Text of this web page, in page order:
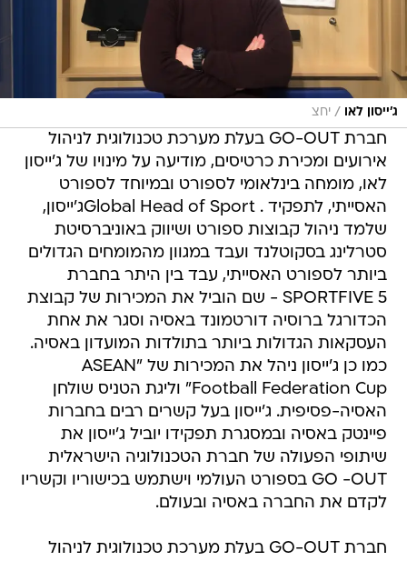
ג'ייסון לאו / יחצ
חברת GO-OUT בעלת מערכת טכנולוגית לניהול
אירועים ומכירת כרטיסים, מודיעה על מינויו של ג'ייסון
לאו, מומחה בינלאומי לספורט ובמיוחד לספורט
האסייתי, לתפקיד . Global Head of Sportג'ייסון,
שלמד ניהול קבוצות ספורט ושיווק באוניברסיטת
סטרלינג בסקוטלנד ועבד במגוון מהמומחים הגדולים
ביותר לספורט האסייתי, עבד בין היתר בחברת
SPORTFIVE 5 - שם הוביל את המכירות של קבוצת
הכדורגל ברוסיה דורטמונד באסיה וסגר את אחת
העסקאות הגדולות ביותר בתולדות המועדון באסיה.
כמו כן ג'ייסון ניהל את המכירות של "ASEAN
Football Federation Cup" וליגת הטניס שולחן
האסיה-פסיפית. ג'ייסון בעל קשרים רבים בחברות
פיינטק באסיה ובמסגרת תפקידו יוביל ג'ייסון את
שיתופי הפעולה של חברת הטכנולוגיה הישראלית
GO -OUT בספורט העולמי וישתמש בכישוריו וקשריו
לקדם את החברה באסיה ובעולם.
חברת GO-OUT בעלת מערכת טכנולוגית לניהול